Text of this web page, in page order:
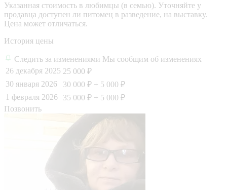
Указанная стоимость в любимцы (в семью). Уточняйте у
продавца доступен ли питомец в разведение, на выставку.
Цена может отличаться.
История цены
Следить за изменениями Мы сообщим об изменениях
26 декабря 2025 25 000 ₽
30 января 2026
30 000 ₽ + 5 000 ₽
1 февраля 2026
35 000 ₽ + 5 000 ₽
Позвонить